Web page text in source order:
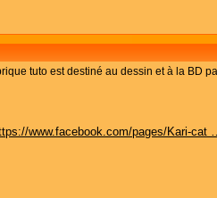
tuto est destiné au dessin et à la BD
www.facebook.com/pages/Kari-cat